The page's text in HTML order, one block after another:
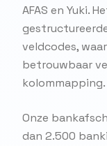
AFAS en Yuki.
veldcodes,
betrouwbaar
kolommapping.
Onze
dan 2.500